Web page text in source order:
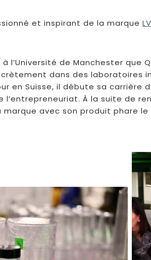
et inspirant de la marque
l’Université de Manchester
dans des laboratoires
en Suisse, il débute sa
l’entrepreneuriat. À la suite de
marque avec son produit phare le